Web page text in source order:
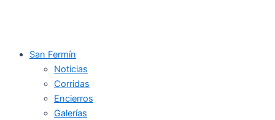
San Fermín
Noticias
Corridas
Encierros
Galerías